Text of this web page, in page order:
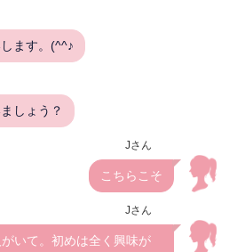
ます。(^^♪
しょう？
Jさん
こちらこそ
Jさん
いて。初めは全く興味が